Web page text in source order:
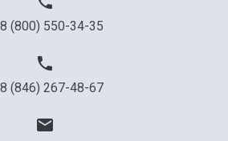
8 (800) 550-34-35
8 (846) 267-48-67